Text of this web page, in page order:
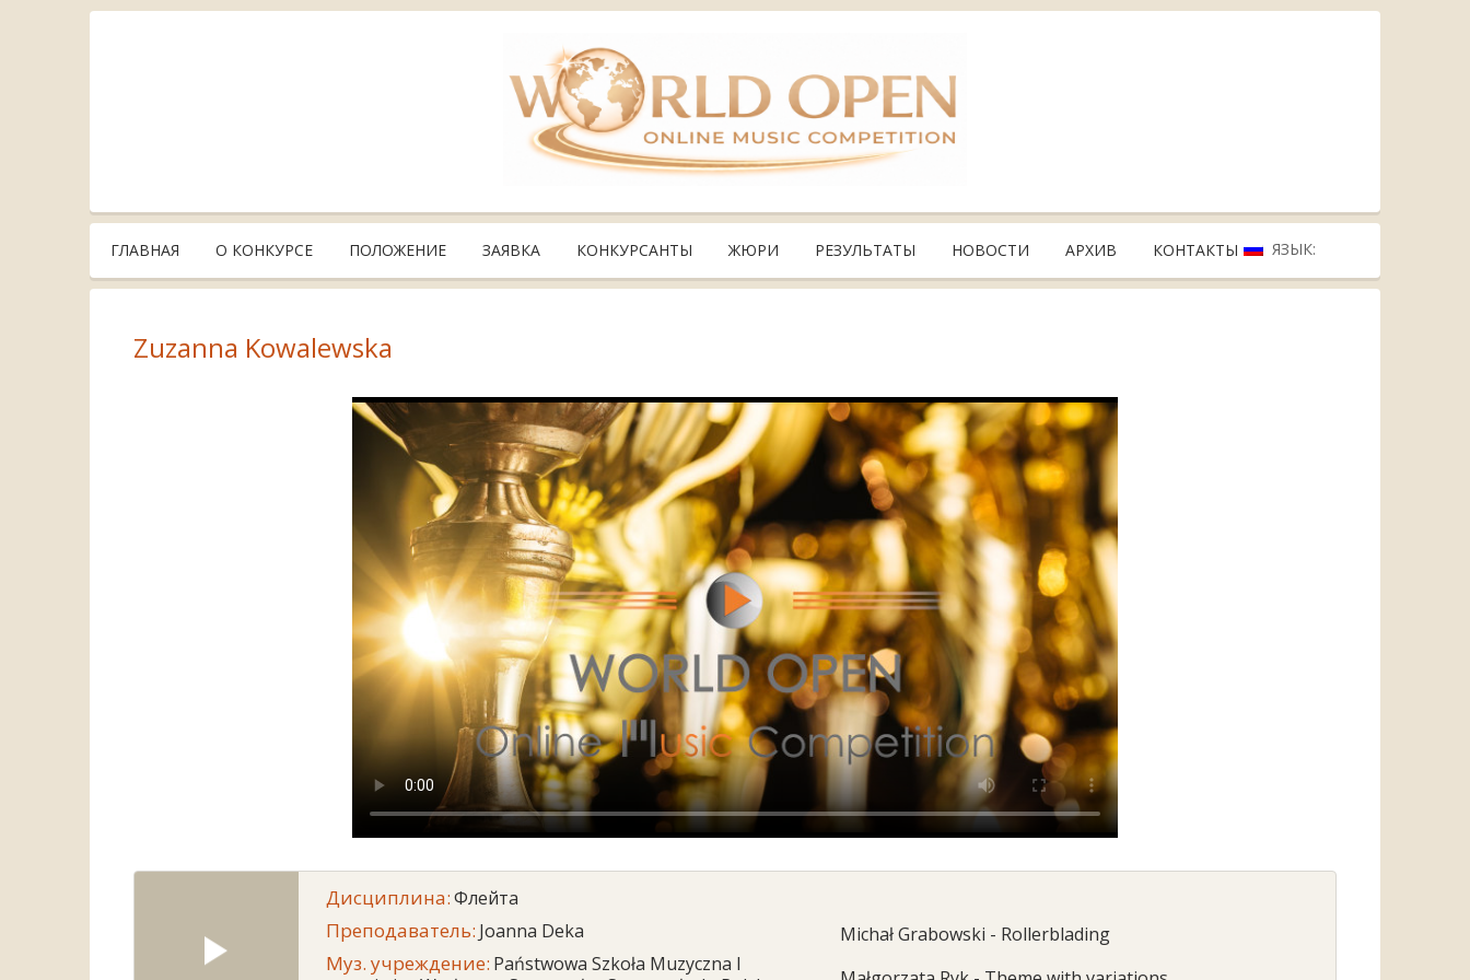
ГЛАВНАЯ О КОНКУРСЕ ПОЛОЖЕНИЕ ЗАЯВКА КОНКУРСАНТЫ ЖЮРИ РЕЗУЛЬТАТЫ НОВОСТИ АРХИВ КОНТАКТЫ ЯЗЫК:
Zuzanna Kowalewska
Дисциплина:Флейта
Преподаватель: Joanna Deka
Муз. учреждение: Państwowa Szkoła Muzyczna I
Michał Grabowski - Rollerblading